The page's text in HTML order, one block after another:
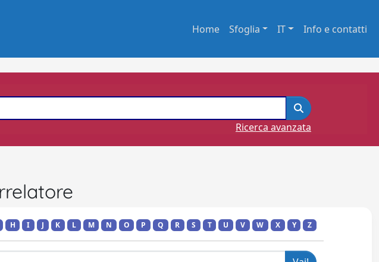
Home Sfoglia IT Info e contatti
Ricerca avanzata
H I J K L M N O P Q R S T U V W X Y Z